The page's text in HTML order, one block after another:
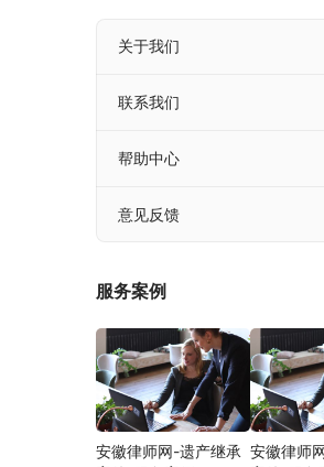
关于我们
联系我们
帮助中心
意见反馈
服务案例
安徽律师网-遗产继承 安徽律师